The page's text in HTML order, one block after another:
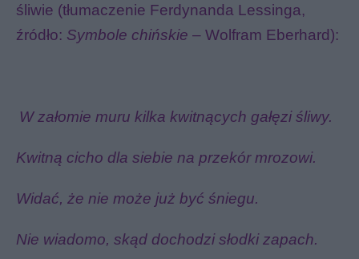
śliwie (tłumaczenie Ferdynanda Lessinga,
źródło: Symbole chińskie – Wolfram Eberhard):
W załomie muru kilka kwitnących gałęzi śliwy.
Kwitną cicho dla siebie na przekór mrozowi.
Widać, że nie może już być śniegu.
Nie wiadomo, skąd dochodzi słodki zapach.